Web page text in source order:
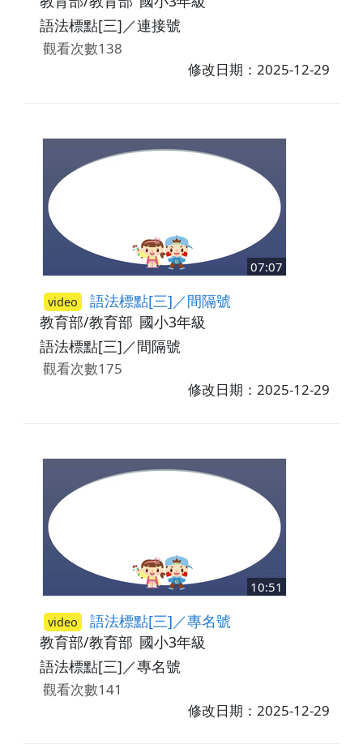
語法標點[三]／連接號
觀看次數138
修改日期：2025-12-29
07:07
video 語法標點[三]／間隔號
教育部/教育部 國小3年級
語法標點[三]／間隔號
觀看次數175
修改日期：2025-12-29
10:51
video 語法標點[三]／專名號
教育部/教育部 國小3年級
語法標點[三]／專名號
觀看次數141
修改日期：2025-12-29